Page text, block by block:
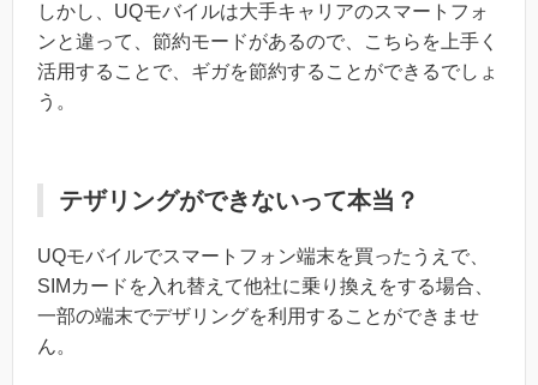
しかし、UQモバイルは大手キャリアのスマートフォ
ンと違って、節約モードがあるので、こちらを上手く
活用することで、ギガを節約することができるでしょ
う。
テザリングができないって本当？
UQモバイルでスマートフォン端末を買ったうえで、
SIMカードを入れ替えて他社に乗り換えをする場合、
一部の端末でデザリングを利用することができませ
ん。